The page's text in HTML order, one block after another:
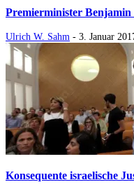
Premierminister
Ulrich W. Sahm - 3. Januar
Konsequente israelische